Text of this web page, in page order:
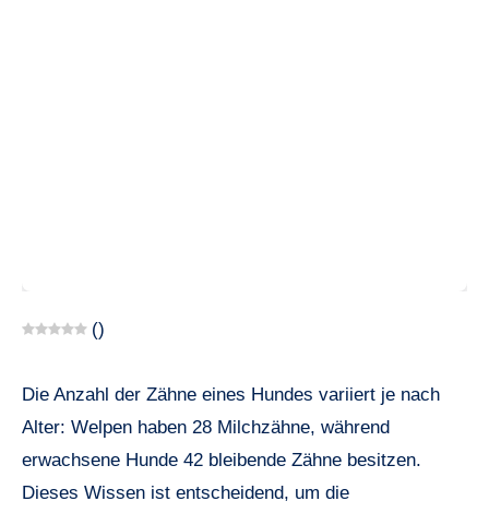
()
Die Anzahl der Zähne eines Hundes variiert je nach
Alter: Welpen haben 28 Milchzähne, während
erwachsene Hunde 42 bleibende Zähne besitzen.
Dieses Wissen ist entscheidend, um die